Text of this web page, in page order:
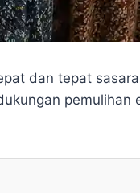
dan tepat
pemulihan